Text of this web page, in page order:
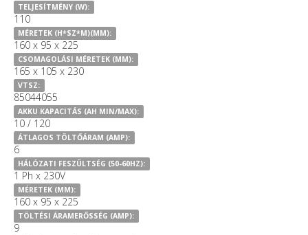
TELJESÍTMÉNY (W):
110
MÉRETEK (H*SZ*M)(MM):
160 x 95 x 225
CSOMAGOLÁSI MÉRETEK (MM):
165 x 105 x 230
VTSZ:
85044055
AKKU KAPACITÁS (AH MIN/MAX):
10 / 120
ÁTLAGOS TÖLTŐÁRAM (AMP):
6
HÁLÓZATI FESZÜLTSÉG (50-60HZ):
1 Ph x 230V
MÉRETEK (MM):
160 x 95 x 225
TÖLTÉSI ÁRAMERŐSSÉG (AMP):
9